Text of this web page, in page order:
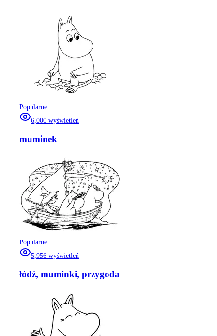
Popularne
6,000 wyświetleń
muminek
Popularne
5,956 wyświetleń
łódź, muminki, przygoda